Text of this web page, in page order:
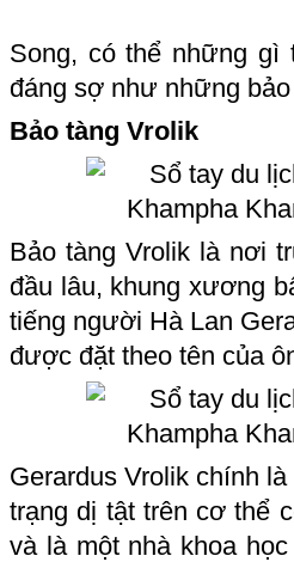
Song, có thể những gì
đáng sợ như những
Bảo tàng Vrolik
Bảo tàng Vrolik là nơi
đầu lâu, khung xương
tiếng người Hà Lan
được đặt theo tên của
Gerardus Vrolik chính
trạng dị tật trên cơ thể
và là một nhà khoa